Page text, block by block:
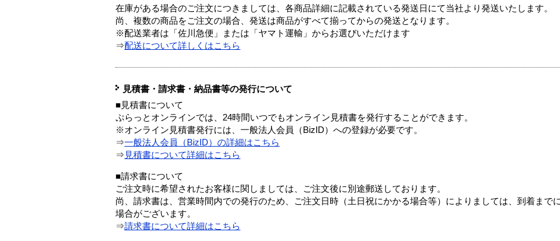
在庫がある場合のご注文につきましては、各商品詳細に記載されている発送日にて当社より発送いたします。
尚、複数の商品をご注文の場合、発送は商品がすべて揃ってからの発送となります。
※配送業者は「佐川急便」または「ヤマト運輸」からお選びいただけます
⇒配送について詳しくはこちら
見積書・請求書・納品書等の発行について
■見積書について
ぷらっとオンラインでは、24時間いつでもオンライン見積書を発行することができます。
※オンライン見積書発行には、一般法人会員（BizID）への登録が必要です。
⇒一般法人会員（BizID）の詳細はこちら
⇒ 見積書について詳細はこちら
■請求書について
ご注文時に希望されたお客様に関しましては、ご注文後に別途郵送しております。
尚、請求書は、営業時間内での発行のため、ご注文日時（土日祝にかかる場合等）によりましては、到着まで
場合がございます。
⇒請求書について詳細はこちら